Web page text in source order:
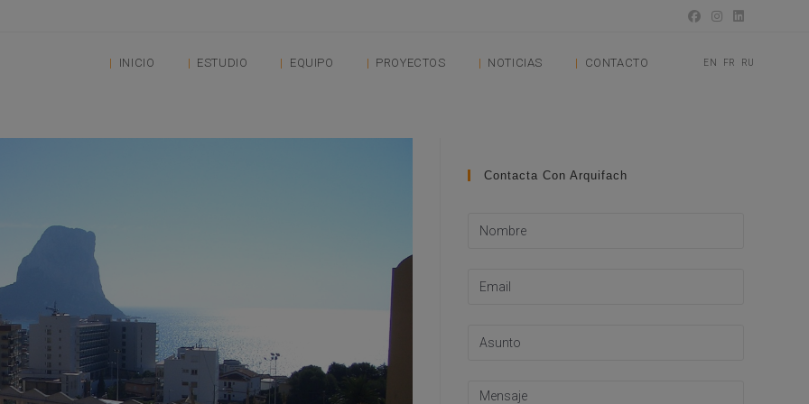
INICIO ESTUDIO EQUIPO PROYECTOS NOTICIAS CONTACTO EN FR RU
Contacta Con Arquifach